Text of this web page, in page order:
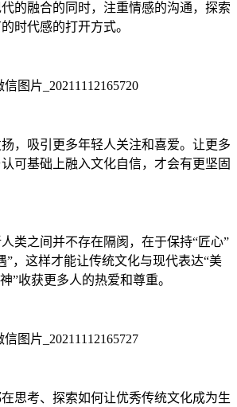
的融合的同时，注重情感的沟通，探索
时代感的打开方式。
，吸引更多年轻人关注和喜爱。让更多
可基础上融入文化自信，才会有更坚固
类之间并不存在隔阂，在于保持“匠心”
”，这样才能让传统文化与现代表达“美
”收获更多人的热爱和尊重。
思考、探索如何让优秀传统文化成为生